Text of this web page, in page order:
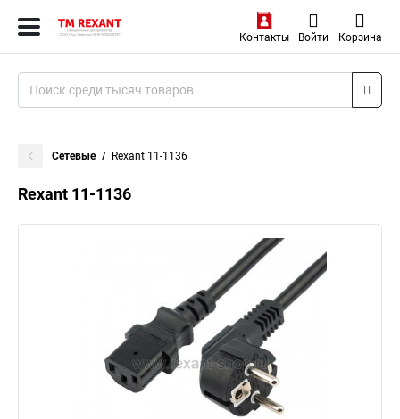
Контакты Войти Корзина
Сетевые Rexant 11-1136
Rexant 11-1136